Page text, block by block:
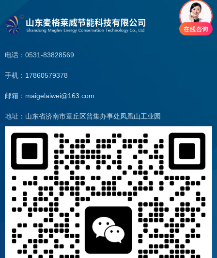
电话：0531-83828569
手机：17860579378
邮箱：maigelaiwei@163.com
地址：山东省济南市章丘区普集办事处凤凰山工业园